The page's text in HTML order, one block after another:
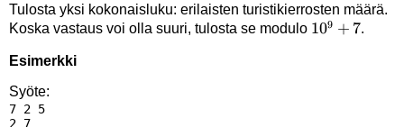
Tulosta yksi kokonaisluku: erilaisten turistikierrosten määrä.
Koska vastaus voi olla suuri, tulosta se modulo 10^9+7
109 + 7.
Esimerkki
Syöte:
7 2 5
2 7